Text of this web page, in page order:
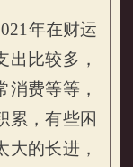
年在财运
比较多，
消费等等，
累，有些困
的长进，